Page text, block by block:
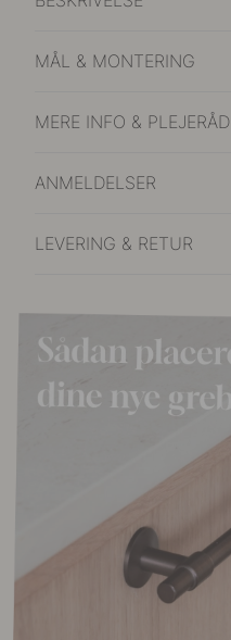
MÅL & MONTERING
MERE INFO & PLEJERÅD
ANMELDELSER
LEVERING & RETUR